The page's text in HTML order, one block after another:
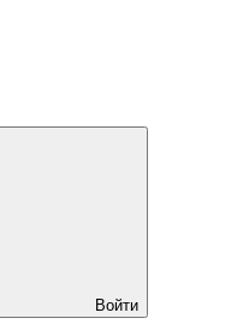
Войти